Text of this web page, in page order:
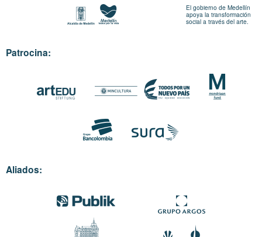
El gobierno de Medellín
apoya la transformación
social a través del arte.
Patrocina:
Aliados: